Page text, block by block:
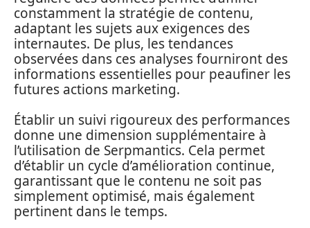
constamment la stratégie de contenu,
adaptant les sujets aux exigences des
internautes. De plus, les tendances
observées dans ces analyses fourniront des
informations essentielles pour peaufiner les
futures actions marketing.
Établir un suivi rigoureux des performances
donne une dimension supplémentaire à
l’utilisation de Serpmantics. Cela permet
d’établir un cycle d’amélioration continue,
garantissant que le contenu ne soit pas
simplement optimisé, mais également
pertinent dans le temps.